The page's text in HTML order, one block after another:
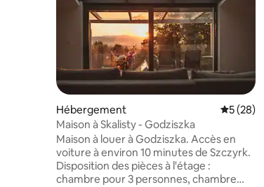
Hébergement
5 (28)
Maison à Skalisty - Godziszka
Maison à louer à Godziszka. Accès en
voiture à environ 10 minutes de Szczyrk.
Disposition des pièces à l'étage :
chambre pour 3 personnes, chambre